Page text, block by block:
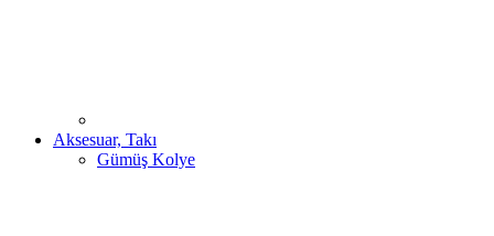
Aksesuar, Takı
Gümüş Kolye